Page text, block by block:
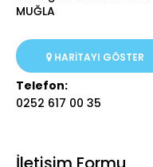
MUĞLA
HARITAYI GÖSTER
Telefon:
0252 617 00 35